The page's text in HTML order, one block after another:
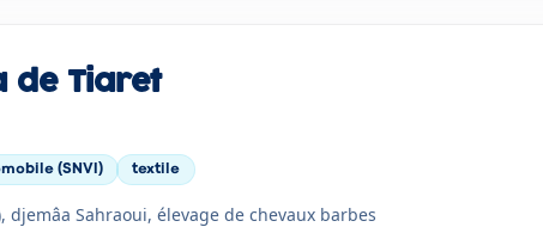
de Tiaret
(SNVI) textile
djemâa Sahraoui, élevage de chevaux barbes